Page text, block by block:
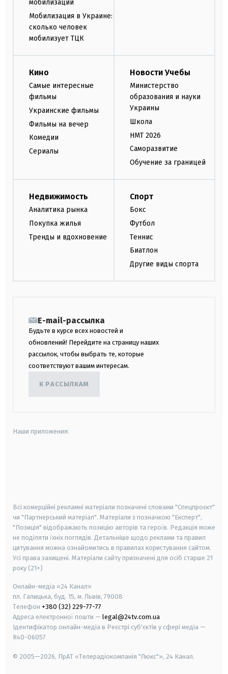
мобилизации
Мобилизация в Украине:
сколько человек
мобилизует ТЦК
Кино
Самые интересные
фильмы
Украинские фильмы
Фильмы на вечер
Комедии
Сериалы
Новости Учебы
Министерство
образования и науки
Украины
Школа
НМТ 2026
Саморазвитие
Обучение за границей
Недвижимость
Аналитика рынка
Покупка жилья
Тренды и вдохновение
Спорт
Бокс
Футбол
Теннис
Биатлон
Другие виды спорта
E-mail-рассылка
Будьте в курсе всех новостей и
обновлений! Перейдите на страницу наших
рассылок, чтобы выбрать те, которые
соответствуют вашим интересам.
К РАССЫЛКАМ
Наши приложения:
Всі комерційні рекламні матеріали позначені словами "Спецпроєкт"
чи "Партнерський матеріал". Матеріали з позначкою "Експерт",
"Позиція" відображають позицію авторів та героїв. Редакція може
не поділяти їхніх поглядів. Детальніше щодо реклами та правил
цитування можна ознайомитись в правилах користування сайтом.
Усі права захищені. Матеріали сайту призначені для осіб старше 21
року (21+)
Онлайн-медіа «24 Канал»
пл. Галицька, буд. 15, м. Львів, 79008
Телефон +380 (32) 229-77-77
Адреса електронної пошти — legal@24tv.com.ua
Ідентифікатор онлайн-медіа в Реєстрі суб'єктів у сфері медіа —
R40-06057
© 2005—2026, ПрАТ «Телерадіокомпанія "Люкс"», 24 Канал.